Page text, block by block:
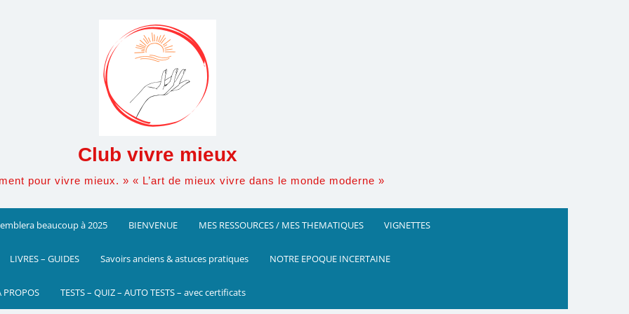
Club vivre mieux
pour vivre mieux. » « L’art de mieux vivre dans le monde moderne »
beaucoup à 2025 BIENVENUE MES RESSOURCES / MES THEMATIQUES VIGNETTES
LIVRES – GUIDES Savoirs anciens & astuces pratiques NOTRE EPOQUE INCERTAINE
PROPOS TESTS – QUIZ – AUTO TESTS – avec certificats